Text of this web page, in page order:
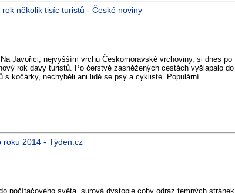
několik tisíc turistů - České noviny
Javořici, nejvyšším vrchu Českomoravské vrchoviny, si dnes po
rok davy turistů. Po čerstvě zasněžených cestách vyšlapalo do
s kočárky, nechyběli ani lidé se psy a cyklisté. Populární ...
roku 2014 - Týden.cz
počítačového světa, surová dystopie coby odraz temných stránek